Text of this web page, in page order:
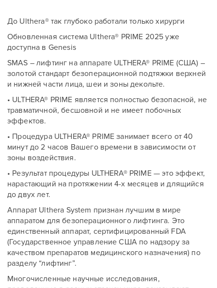
До Ulthera® так глубоко работали только хирурги
Обновленная система Ulthera® PRIME 2025 уже
доступна в Genesis
SMAS – лифтинг на аппарате ULTHERA® PRIME (США) –
золотой стандарт безоперационной подтяжки верхней
и нижней части лица, шеи и зоны декольте.
• ULTHERA® PRIME является полностью безопасной, не
травматичной, бесшовной и не имеет побочных
эффектов.
• Процедура ULTHERA® PRIME занимает всего от 40
минут до 2 часов Вашего времени в зависимости от
зоны воздействия.
• Результат процедуры ULTHERA® PRIME — это эффект,
нарастающий на протяжении 4-х месяцев и длящийся
до двух лет.
Аппарат Ulthera System признан лучшим в мире
аппаратом для безоперационного лифтинга. Это
единственный аппарат, сертифицированный FDA
(Государственное управление США по надзору за
качеством препаратов медицинского назначения) по
разделу “лифтинг”.
Многочисленные научные исследования,